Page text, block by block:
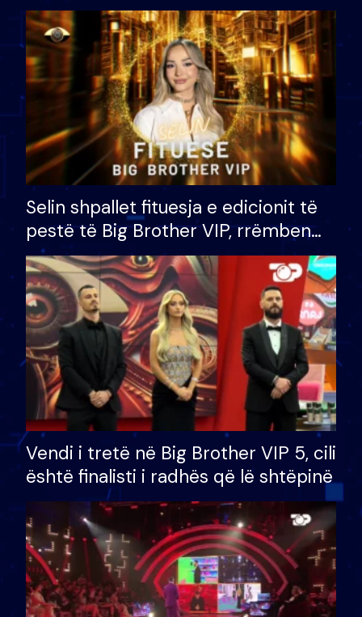
Selin shpallet fituesja e edicionit të
pestë të Big Brother VIP, rrëmben
çmimin e madh prej 100 mijë eurosh
Vendi i tretë në Big Brother VIP 5, cili
është finalisti i radhës që lë shtëpinë